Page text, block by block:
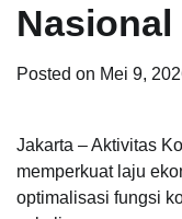
Nasional
Posted on Mei 9,
Jakarta – Aktivitas
memperkuat laju
optimalisasi fungsi